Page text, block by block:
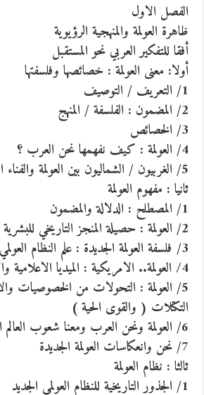
الفصل الاول
ظاهرة العولمة والمنهجية الرؤيوية
أفقا للتفكير العربي نحو المستقبل
أولا: معنى العولمة : خصائصها وفلسفتها
1/ التعريف / التوصيف
2/ المضمون : الفلسفة / المنهج
3/ الخصائص
4/ العولمة : كيف نفهمها نحن العرب ؟
5/ الغربيون / الشماليون بين العولمة والفناء الاعظم
ثانيا : مفهوم العولمة
1/ المصطلح : الدلالة والمضمون
2/ العولمة : حصيلة المنجز التاريخي للبشرية
3/ فلسفة العولمة الجديدة : علم النظام العولمي Globology
4/ العولمة.. الامريكية : الميديا الاعلامية والاقتصاد والمعلومات
5/ العولمة : التحولات من الخصوصيات
التكتلات ( والقوى الحية )
6/ العولمة ونحن العرب ومعنا شعوب العالم الاسلامي
7/ نحن وانعكاسات العولمة الجديدة
ثالثا : نظام العولمة
1/ الجذور التاريخية للنظام العولمي الجديد